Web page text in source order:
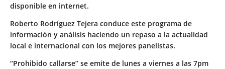
disponible en internet.
Roberto Rodríguez Tejera conduce este programa de
información y análisis haciendo un repaso a la actualidad
local e internacional con los mejores panelistas.
“Prohibido callarse” se emite de lunes a viernes a las 7pm